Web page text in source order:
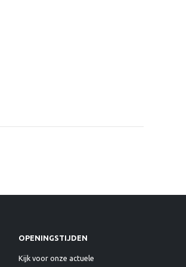
OPENINGSTIJDEN
Kijk voor onze actuele